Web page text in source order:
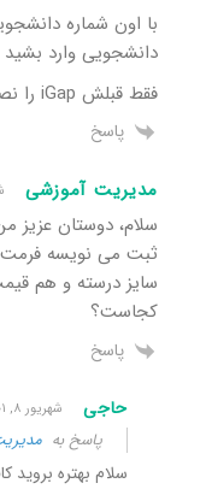
با اون شماره
دانشجویی وارد بشید
فقط قبلش iGap را نصب کنید چون رمز موقت اونجا میاد
پاسخ
مدیریت آموزشی
سلام، دوستان عزیز
ثبت می نویسه
کجاست؟
پاسخ
حاجی شهریور ۸, ۱۴۰۱ ۸:۳۴ ب٫ظ
پاسخ به
سلام بهتره بروید